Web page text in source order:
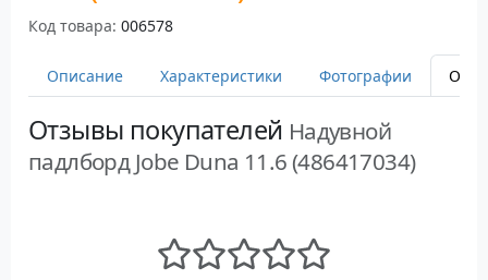
Код товара: 006578
Описание Характеристики Фотографии
Отзывы покупателей Надувной
падлборд Jobe Duna 11.6 (486417034)